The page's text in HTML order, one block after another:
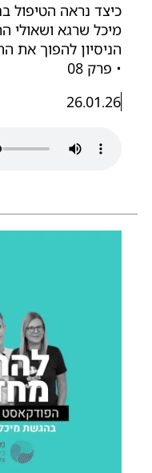
כיצד נראה הטיפול
מיכל שרגא ושאולי
הניסיון להפוך את
• פרק 08
26.01.26